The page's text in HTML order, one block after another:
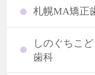
札幌MA矯正
しのぐちこ
歯科